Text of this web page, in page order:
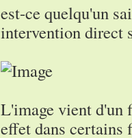
est-ce quelqu'un
intervention direct
L'image vient
effet dans